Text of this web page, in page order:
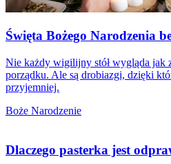
Święta Bożego Narodzenia
Nie każdy wigilijny stół wygląda jak
porządku. Ale są drobiazgi, dzięki
przyjemniej.
Boże Narodzenie
Dlaczego pasterka jest